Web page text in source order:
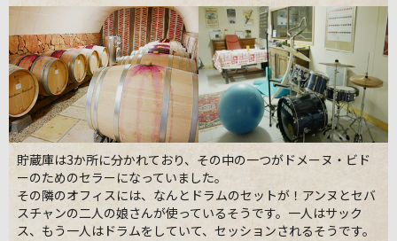
貯蔵庫は3か所に分かれており、その中の一つがドメーヌ・ビド
ーのためのセラーになっていました。
その隣のオフィスには、なんとドラムのセットが！アンヌとセバ
スチャンの二人の娘さんが使っているそうです。一人はサック
ス、もう一人はドラムをしていて、セッションされるそうです。